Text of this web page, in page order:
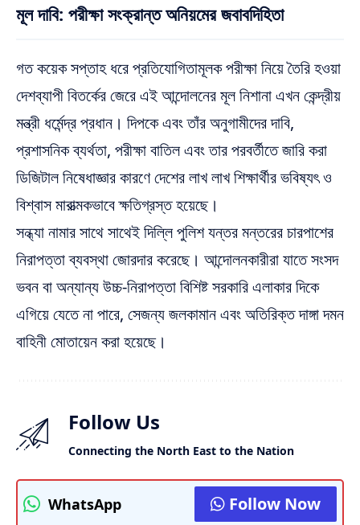
মূল দাবি: পরীক্ষা সংক্রান্ত অনিয়মের জবাবদিহিতা
গত কয়েক সপ্তাহ ধরে প্রতিযোগিতামূলক পরীক্ষা নিয়ে তৈরি হওয়া
দেশব্যাপী বিতর্কের জেরে এই আন্দোলনের মূল নিশানা এখন কেন্দ্রীয়
মন্ত্রী ধর্মেন্দ্র প্রধান। দিপকে এবং তাঁর অনুগামীদের দাবি,
প্রশাসনিক ব্যর্থতা, পরীক্ষা বাতিল এবং তার পরবর্তীতে জারি করা
ডিজিটাল নিষেধাজ্ঞার কারণে দেশের লাখ লাখ শিক্ষার্থীর ভবিষ্যৎ ও
বিশ্বাস মারাত্মকভাবে ক্ষতিগ্রস্ত হয়েছে।
সন্ধ্যা নামার সাথে সাথেই দিল্লি পুলিশ যন্তর মন্তরের চারপাশের
নিরাপত্তা ব্যবস্থা জোরদার করেছে। আন্দোলনকারীরা যাতে সংসদ
ভবন বা অন্যান্য উচ্চ-নিরাপত্তা বিশিষ্ট সরকারি এলাকার দিকে
এগিয়ে যেতে না পারে, সেজন্য জলকামান এবং অতিরিক্ত দাঙ্গা দমন
বাহিনী মোতায়েন করা হয়েছে।
Follow Us
Connecting the North East to the Nation
WhatsApp Follow Now